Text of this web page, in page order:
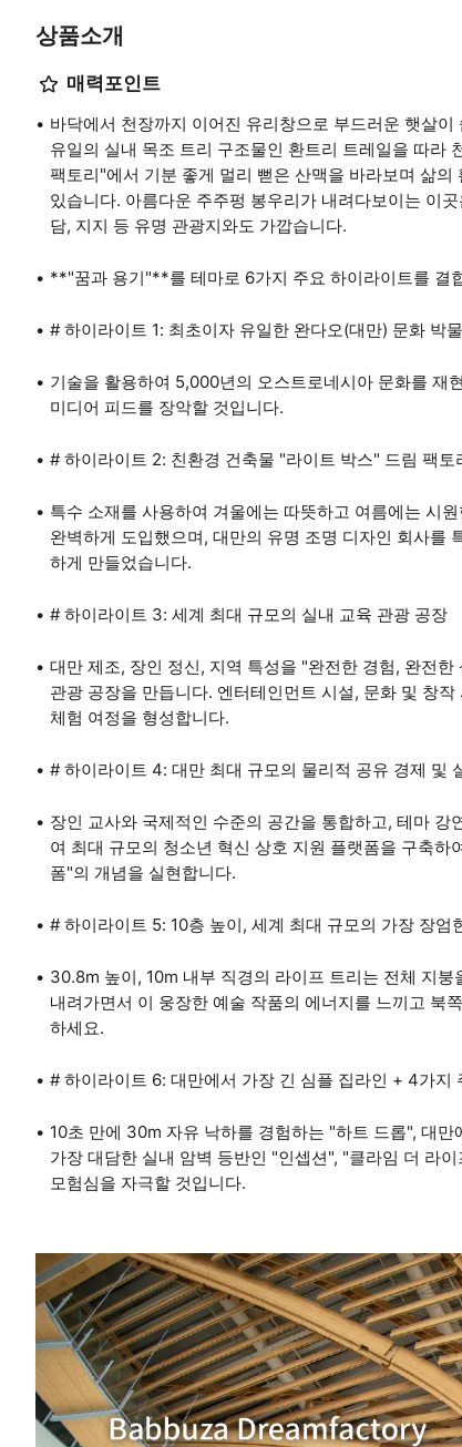
상품소개
매력포인트
바닥에서 천장까지 이어진 유리창으로 부드러운 햇살
유일의 실내 목조 트리 구조물인 환트리 트레일을 따라
팩토리"에서 기분 좋게 멀리 뻗은 산맥을 바라보며 삶
있습니다. 아름다운 주주펑 봉우리가 내려다보이는 이
담, 지지 등 유명 관광지와도 가깝습니다.
**"꿈과 용기"**를 테마로 6가지 주요 하이라이트를 결
# 하이라이트 1: 최초이자 유일한 완다오(대만) 문화 박
기술을 활용하여 5,000년의 오스트로네시아 문화를 재
미디어 피드를 장악할 것입니다.
# 하이라이트 2: 친환경 건축물 "라이트 박스" 드림 팩토
특수 소재를 사용하여 겨울에는 따뜻하고 여름에는 시
완벽하게 도입했으며, 대만의 유명 조명 디자인 회사를
하게 만들었습니다.
# 하이라이트 3: 세계 최대 규모의 실내 교육 관광 공장
대만 제조, 장인 정신, 지역 특성을 "완전한 경험, 완전
관광 공장을 만듭니다. 엔터테인먼트 시설, 문화 및 창
체험 여정을 형성합니다.
# 하이라이트 4: 대만 최대 규모의 물리적 공유 경제 및
장인 교사와 국제적인 수준의 공간을 통합하고, 테마
여 최대 규모의 청소년 혁신 상호 지원 플랫폼을 구축
폼"의 개념을 실현합니다.
# 하이라이트 5: 10층 높이, 세계 최대 규모의 가장 장엄
30.8m 높이, 10m 내부 직경의 라이프 트리는 전체 지
내려가면서 이 웅장한 예술 작품의 에너지를 느끼고 북
하세요.
# 하이라이트 6: 대만에서 가장 긴 심플 집라인 + 4가지
10초 만에 30m 자유 낙하를 경험하는 "하트 드롭", 대
가장 대담한 실내 암벽 등반인 "인셉션", "클라임 더 라
모험심을 자극할 것입니다.